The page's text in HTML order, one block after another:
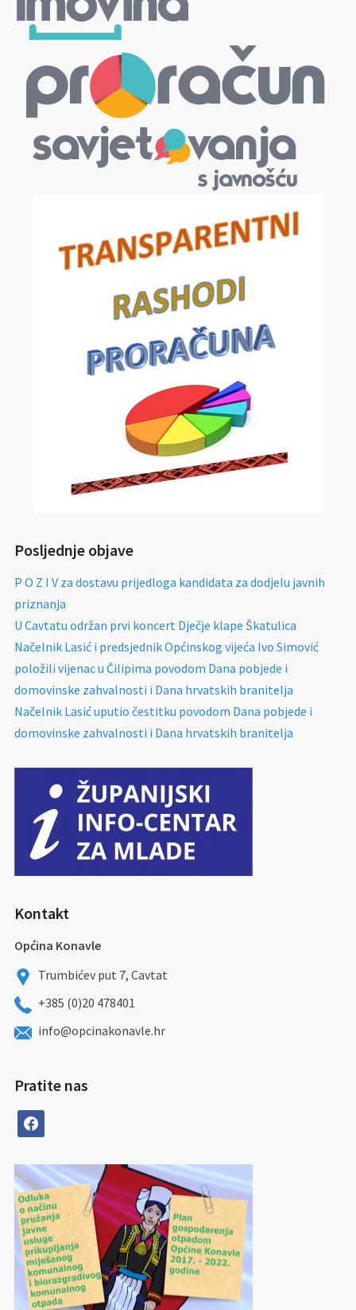
Posljednje objave
P O Z I V za dostavu prijedloga kandidata za dodjelu javnih
priznanja
U Cavtatu održan prvi koncert Dječje klape Škatulica
Načelnik Lasić i predsjednik Općinskog vijeća Ivo Simović
položili vijenac u Čilipima povodom Dana pobjede i
domovinske zahvalnosti i Dana hrvatskih branitelja
Načelnik Lasić uputio čestitku povodom Dana pobjede i
domovinske zahvalnosti i Dana hrvatskih branitelja
Kontakt
Općina Konavle
Trumbićev put 7, Cavtat
+385 (0)20 478401
info@opcinakonavle.hr
Pratite nas
facebook